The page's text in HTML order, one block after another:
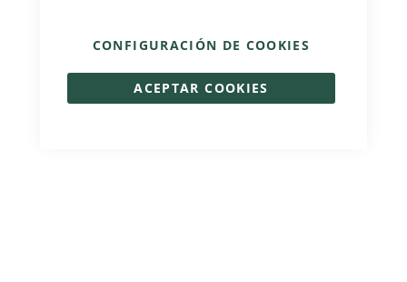
ACEPTAR COOKIES
CONFIGURACIÓN DE COOKIES
Valoración:
1.990,00 €1.691,50 €
1.590,00 €1.190,00 €